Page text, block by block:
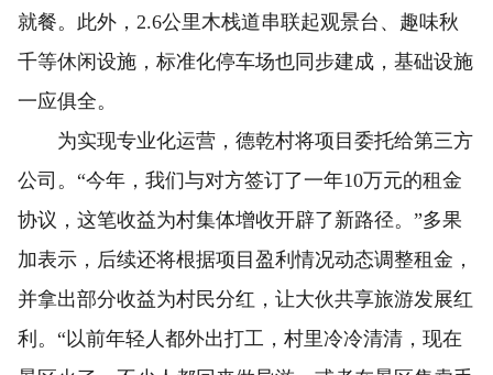
就餐。此外，2.6公里木栈道串联起观景台、趣味秋
千等休闲设施，标准化停车场也同步建成，基础设施
一应俱全。
为实现专业化运营，德乾村将项目委托给第三方
公司。“今年，我们与对方签订了一年10万元的租金
协议，这笔收益为村集体增收开辟了新路径。”多果
加表示，后续还将根据项目盈利情况动态调整租金，
并拿出部分收益为村民分红，让大伙共享旅游发展红
利。“以前年轻人都外出打工，村里冷冷清清，现在